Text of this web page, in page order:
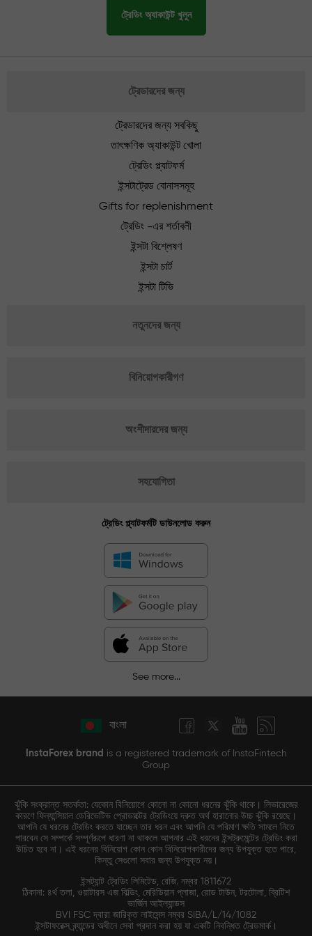
ট্রেডিং অ্যাকাউন্ট খুলুন
ট্রেডারদের জন্য
ট্রেডারদের জন্য সবকিছু
তাৎক্ষণিক অ্যাকাউন্ট খোলা
ট্রেডিং প্ল্যাটফর্ম
ইন্সটাট্রেড বোনাসসমূহ
Gifts for replenishment
ট্রেডিং -এর শর্তাবলী
ইন্সটা বিশ্লেষণ
ইন্সটা চার্ট
ইন্সটা টিভি
নতুনদের জন্য
বিনিয়োগকারীগণ
অংশীদারদের জন্য
সহযোগিতা
ট্রেডিং প্ল্যাটফর্মটি ডাউনলোড করুন
See more...
বাংলা
InstaForex brand is a registered trademark of InstaFintech
Group
ঝুঁকি সংক্রান্ত সতর্কতা: যেকোন বিনিয়োগে কোনো না কোনো ধরনের ঝুঁকি থাকে। লিভারেজের
কারণে ফিন্যান্সিয়াল ডেরিভেটিভ প্রোডাক্টের ট্রেডিংয়ে দ্রুত অর্থ হারানোর উচ্চ ঝুঁকি রয়েছে।
আপনি যে ধরনের ট্রেডিং করতে যাচ্ছেন তার ধরন এবং আপনি যে পরিমাণ ক্ষতি সামলে নিতে
পারবেন সে সম্পর্কে সম্পূর্ণরূপে ধারণা না থাকলে আপনার এই ধরনের ইন্সট্রুমেন্টের ট্রেডিং করা
উচিত হবে না। এই ধরনের বিনিয়োগ কোন কোন বিনিয়োগকারীদের জন্য উপযুক্ত হতে পারে,
কিন্তু সেগুলো সবার জন্য উপযুক্ত নয়।
ইন্সট্যান্ট ট্রেডিং লিমিটেড, রেজি. নম্বর 1811672
ঠিকানা: ৪র্থ তলা, ওয়াটারস এজ বিল্ডিং, মেরিডিয়ান প্লাজা, রোড টাউন, টরটোলা, ব্রিটিশ
ভার্জিন আইল্যান্ডস
BVI FSC দ্বারা জারিকৃত লাইসেন্স নম্বর SIBA/L/14/1082
ইন্সটাফরেক্স ব্র্যান্ডের অধীনে সেবা প্রদান করা হয় যা একটি নিবন্ধিত ট্রেডমার্ক।